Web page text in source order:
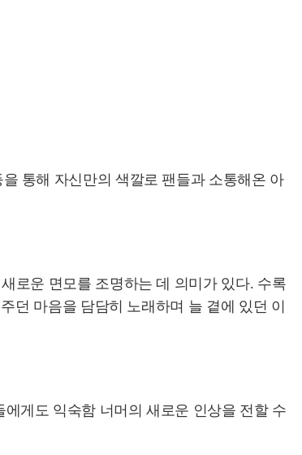
통해 자신만의 색깔로 팬들과 소통해온 아
로운 면모를 조명하는 데 의미가 있다. 수록
던 마음을 담담히 노래하며 늘 곁에 있던 이
게도 익숙함 너머의 새로운 인상을 전할 수